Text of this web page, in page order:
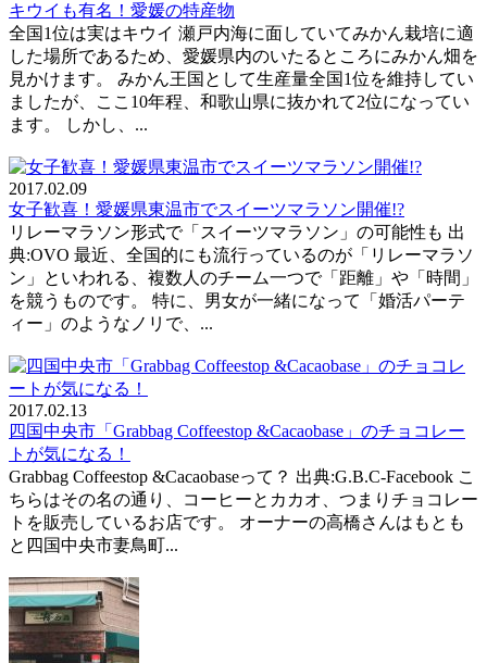
キウイも有名！愛媛の特産物
全国1位は実はキウイ 瀬戸内海に面していてみかん栽培に適
した場所であるため、愛媛県内のいたるところにみかん畑を
見かけます。 みかん王国として生産量全国1位を維持してい
ましたが、ここ10年程、和歌山県に抜かれて2位になってい
ます。 しかし、...
2017.02.09
女子歓喜！愛媛県東温市でスイーツマラソン開催!?
リレーマラソン形式で「スイーツマラソン」の可能性も 出
典:OVO 最近、全国的にも流行っているのが「リレーマラソ
ン」といわれる、複数人のチーム一つで「距離」や「時間」
を競うものです。 特に、男女が一緒になって「婚活パーテ
ィー」のようなノリで、...
2017.02.13
四国中央市「Grabbag Coffeestop &Cacaobase」のチョコレー
トが気になる！
Grabbag Coffeestop &Cacaobaseって？ 出典:G.B.C-Facebook こ
ちらはその名の通り、コーヒーとカカオ、つまりチョコレー
トを販売しているお店です。 オーナーの高橋さんはもとも
と四国中央市妻鳥町...